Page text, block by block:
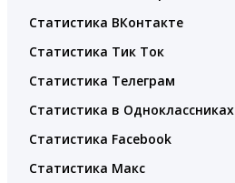
Статистика ВКонтакте
Статистика Тик Ток
Статистика Телеграм
Статистика в Одноклассниках
Статистика Facebook
Статистика Макс